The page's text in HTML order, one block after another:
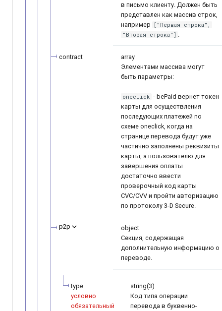
в письмо клиенту. Должен быть
представлен как массив строк,
например
["Первая строка",
"Вторая строка"]
contract
array
Элементами массива могут
быть параметры:
oneclick - bePaid вернет токен
карты для осуществления
последующих платежей по
схеме oneclick, когда на
странице перевода будут уже
частично заполнены реквизиты
карты, а пользователю для
завершения оплаты
достаточно ввести
проверочный код карты
CVC/CVV и пройти авторизацию
по протоколу 3-D ­Secure.
p2p
object
Секция, содержащая
дополнительную информацию о
переводе.
type
условно
обязательный
string(3)
Код типа операции
перевода в буквенно-